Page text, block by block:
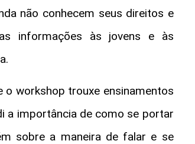
não conhecem seus direitos e
informações às jovens e às
o workshop trouxe ensinamentos
a importância de como se portar
sobre a maneira de falar e se